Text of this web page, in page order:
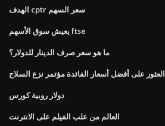
الهدف cptr سعر السهم
يعيش سوق الأسهم ftse
ما هو سعر صرف الدينار للدولار؟
العثور على أفضل أسعار الفائدة مؤتمر نزع السلاح
دولار روبية كورس
العالم من علب الفيلم على الانترنت